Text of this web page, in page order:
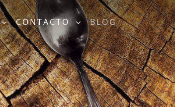
CONTACTO BLOG